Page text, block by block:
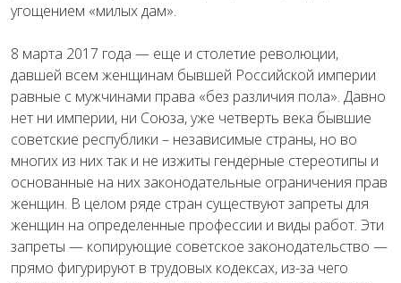
угощением «милых дам».
8 марта 2017 года — еще и столетие революции,
давшей всем женщинам бывшей Российской империи
равные с мужчинами права «без различия пола». Давно
нет ни империи, ни Союза, уже четверть века бывшие
советские республики – независимые страны, но во
многих из них так и не изжиты гендерные стереотипы и
основанные на них законодательные ограничения прав
женщин. В целом ряде стран существуют запреты для
женщин на определенные профессии и виды работ. Эти
запреты — копирующие советское законодательство —
прямо фигурируют в трудовых кодексах, из-за чего